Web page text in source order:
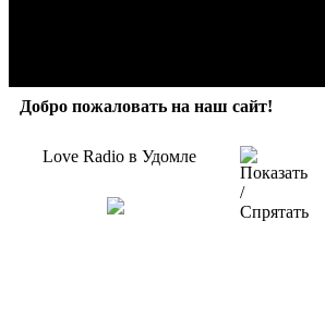
Добро пожаловать на наш сайт!
Love Radio в Удомле